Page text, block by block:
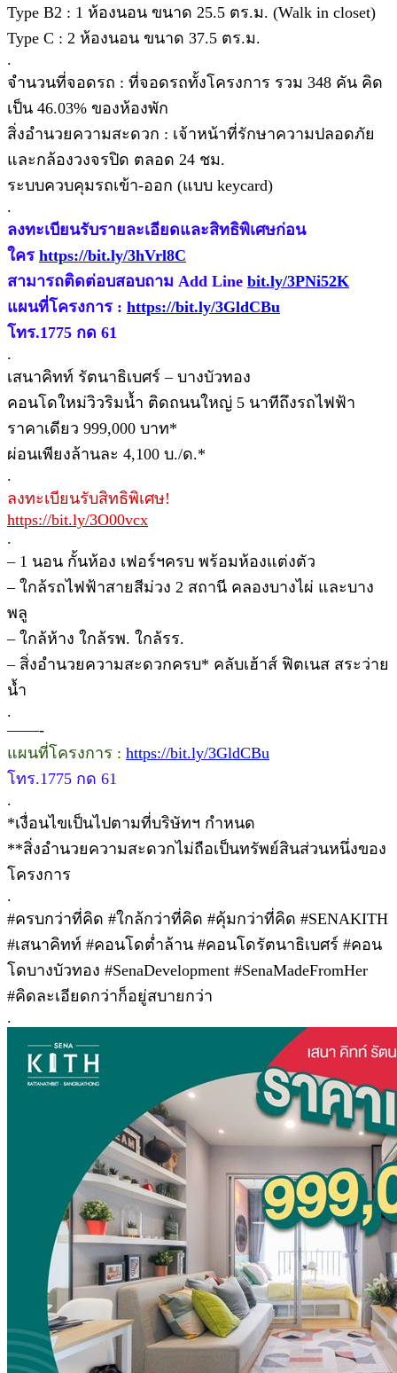
Type B2 : 1 ห้องนอน ขนาด 25.5 ตร.ม. (Walk in closet)
Type C : 2 ห้องนอน ขนาด 37.5 ตร.ม.
.
จำนวนที่จอดรถ : ที่จอดรถทั้งโครงการ รวม 348 คัน คิด
เป็น 46.03% ของห้องพัก
สิ่งอำนวยความสะดวก : เจ้าหน้าที่รักษาความปลอดภัย
และกล้องวงจรปิด ตลอด 24 ชม.
ระบบควบคุมรถเข้า-ออก (แบบ keycard)
.
ลงทะเบียนรับรายละเอียดและสิทธิพิเศษก่อน
ใคร https://bit.ly/3hVrl8C
สามารถติดต่อบสอบถาม Add Line bit.ly/3PNi52K
แผนที่โครงการ : https://bit.ly/3GldCBu
โทร.1775 กด 61
.
เสนาคิทท์ รัตนาธิเบศร์ – บางบัวทอง
คอนโดใหม่วิวริมน้ำ ติดถนนใหญ่ 5 นาทีถึงรถไฟฟ้า
ราคาเดียว 999,000 บาท*
ผ่อนเพียงล้านละ 4,100 บ./ด.*
.
ลงทะเบียนรับสิทธิพิเศษ!
https://bit.ly/3O00vcx
.
– 1 นอน กั้นห้อง เฟอร์ฯครบ พร้อมห้องแต่งตัว
– ใกล้รถไฟฟ้าสายสีม่วง 2 สถานี คลองบางไผ่ และบาง
พลู
– ใกล้ห้าง ใกล้รพ. ใกล้รร.
– สิ่งอำนวยความสะดวกครบ* คลับเฮ้าส์ ฟิตเนส สระว่าย
น้ำ
.
——-
แผนที่โครงการ : https://bit.ly/3GldCBu
โทร.1775 กด 61
.
*เงื่อนไขเป็นไปตามที่บริษัทฯ กำหนด
**สิ่งอำนวยความสะดวกไม่ถือเป็นทรัพย์สินส่วนหนึ่งของ
โครงการ
.
#ครบกว่าที่คิด #ใกล้กว่าที่คิด #คุ้มกว่าที่คิด #SENAKITH
#เสนาคิทท์ #คอนโดต่ำล้าน #คอนโดรัตนาธิเบศร์ #คอน
โดบางบัวทอง #SenaDevelopment #SenaMadeFromHer
#คิดละเอียดกว่าก็อยู่สบายกว่า
.